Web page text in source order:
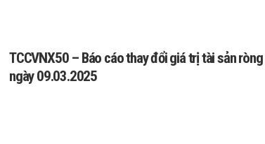
TCCVNX50 – Báo cáo thay đổi giá trị tài sản ròng
ngày 09.03.2025